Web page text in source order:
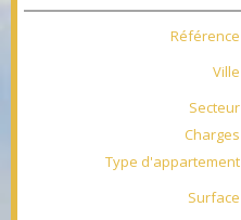
Référence
Ville
Secteur
Charges
Type d'appartement
Surface